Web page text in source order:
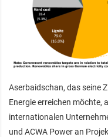
Aserbaidschan, das seine
Energie erreichen möchte,
internationalen
und ACWA Power an